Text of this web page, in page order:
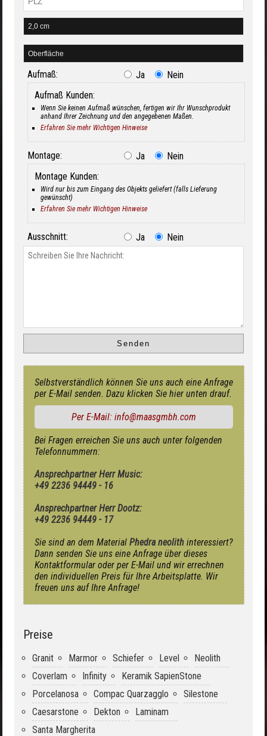
Aufmaß: Ja
Nein
Aufmaß Kunden:
Wenn Sie keinen Aufmaß wünschen, fertigen wir Ihr Wunschprodukt
anhand Ihrer Zeichnung und den angegebenen Maßen.
Erfahren Sie mehr Wichtigen Hinweise
Montage: Ja
Nein
Montage Kunden:
Wird nur bis zum Eingang des Objekts geliefert (falls Lieferung
gewünscht)
Erfahren Sie mehr Wichtigen Hinweise
Ausschnitt: Ja Nein
Selbstverständlich können Sie uns auch eine Anfrage
per E-Mail senden. Dazu klicken Sie hier unten drauf.
Per E-Mail: info@maasgmbh.com
Bei Fragen erreichen Sie uns auch unter folgenden
Telefonnummern:
Ansprechpartner Herr Music:
+49 2236 94449 - 16
Ansprechpartner Herr Dootz:
+49 2236 94449 - 17
Sie sind an dem Material Phedra neolith interessiert?
Dann senden Sie uns eine Anfrage über dieses
Kontaktformular oder per E-Mail und wir errechnen
den individuellen Preis für Ihre Arbeitsplatte. Wir
freuen uns auf Ihre Anfrage!
Preise
Granit Marmor Schiefer Level
Neolith
Coverlam
Infinity
Keramik SapienStone
Porcelanosa
Compac Quarzagglo
Silestone
Caesarstone
Dekton
Laminam
Santa Margherita